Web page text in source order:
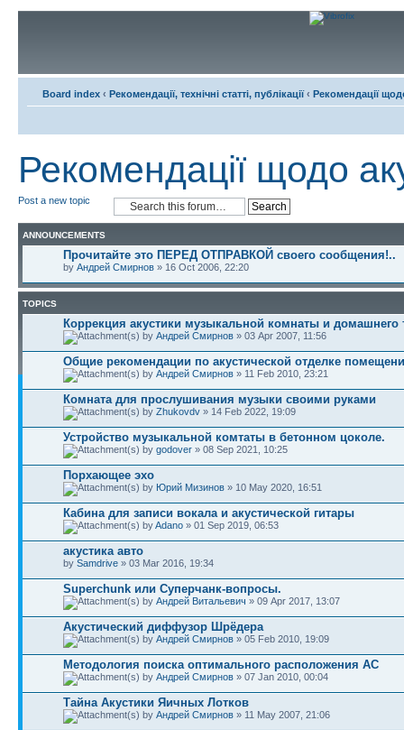
Board index ‹ Рекомендації, технічні статті, публікації ‹ Рекомендації
Рекомендації щодо
Post a new topic
ANNOUNCEMENTS
Прочитайте это ПЕРЕД ОТПРАВКОЙ своего сообщения!..
by Андрей Смирнов » 16 Oct 2006, 22:20
TOPICS
Коррекция акустики музыкальной комнаты и домашнего
by Андрей Смирнов » 03 Apr 2007, 11:56
Общие рекомендации по акустической отделке
by Андрей Смирнов » 11 Feb 2010, 23:21
Комната для прослушивания музыки своими руками
by Zhukovdv » 14 Feb 2022, 19:09
Устройство музыкальной комтаты в бетонном цоколе.
by godover » 08 Sep 2021, 10:25
Порхающее эхо
by Юрий Мизинов » 10 May 2020, 16:51
Кабина для записи вокала и акустической гитары
byAdano » 01 Sep 2019, 06:53
акустика авто
by Samdrive » 03 Mar 2016, 19:34
Superchunk или Суперчанк-вопросы.
by Андрей Витальевич » 09 Apr 2017, 13:07
Акустический диффузор Шрёдера
by Андрей Смирнов » 05 Feb 2010, 19:09
Методология поиска оптимального расположения АС
by Андрей Смирнов » 07 Jan 2010, 00:04
Тайна Акустики Яичных Лотков
by Андрей Смирнов » 11 May 2007, 21:06